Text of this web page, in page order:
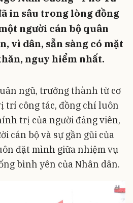
in sâu trong lòng đồng
người cán bộ quân
vì dân, sẵn sàng có mặt
nguy hiểm nhất.
ngũ, trưởng thành từ cơ
trí công tác, đồng chí luôn
trị của người đảng viên,
cán bộ và sự gần gũi của
đặt mình giữa nhiệm vụ
bình yên của Nhân dân.